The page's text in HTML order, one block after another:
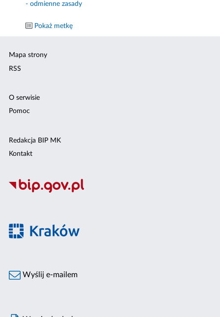
- odmienne zasady
Pokaż metkę
Mapa strony
RSS
O serwisie
Pomoc
Redakcja BIP MK
Kontakt
Wyślij e-mailem